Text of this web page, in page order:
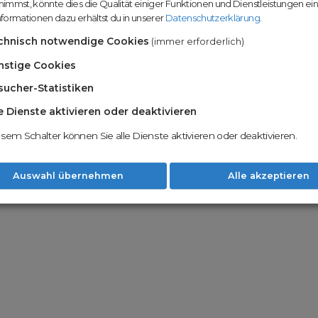
Nachname
du die
Möglichkeiten.
Unsere
Unser Open
um wertvolle
Mit
Option zu
könnte dies die Qualität einiger Funktionen und Dienstleistungen
dazu erhältst du in unsererDatenschutzerklärung.
notwendige Cookies (immer erforderlich)
Cookies
Statistiken
Dienste aktivieren oder deaktivieren
Schalter können Sie alle Dienste aktivieren oder deaktivieren.
Auswahl übernehmen Alle akzeptieren